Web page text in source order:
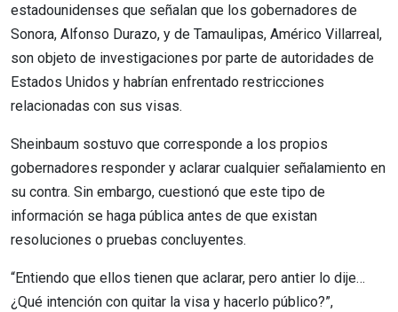
estadounidenses que señalan que los gobernadores de
Sonora, Alfonso Durazo, y de Tamaulipas, Américo Villarreal,
son objeto de investigaciones por parte de autoridades de
Estados Unidos y habrían enfrentado restricciones
relacionadas con sus visas.
Sheinbaum sostuvo que corresponde a los propios
gobernadores responder y aclarar cualquier señalamiento en
su contra. Sin embargo, cuestionó que este tipo de
información se haga pública antes de que existan
resoluciones o pruebas concluyentes.
“Entiendo que ellos tienen que aclarar, pero antier lo dije…
¿Qué intención con quitar la visa y hacerlo público?”,